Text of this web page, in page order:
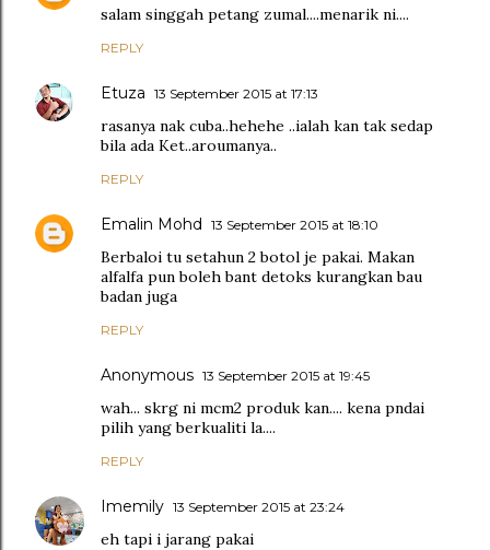
salam singgah petang zumal....menarik ni....
REPLY
Etuza 13 September 2015 at 17:13
rasanya nak cuba..hehehe ..ialah kan tak sedap
bila ada Ket..aroumanya..
REPLY
Emalin Mohd 13 September 2015 at 18:10
Berbaloi tu setahun 2 botol je pakai. Makan
alfalfa pun boleh bant detoks kurangkan bau
badan juga
REPLY
Anonymous 13 September 2015 at 19:45
wah... skrg ni mcm2 produk kan.... kena pndai
pilih yang berkualiti la....
REPLY
Imemily 13 September 2015 at 23:24
eh tapi i jarang pakai